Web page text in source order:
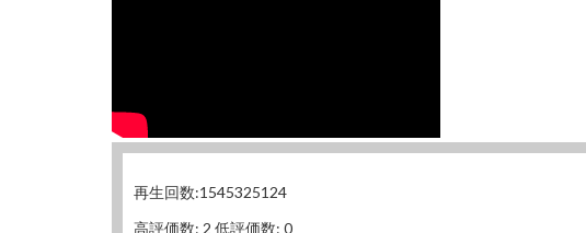
再生回数:1545325124
高評価数: 2 低評価数: 0